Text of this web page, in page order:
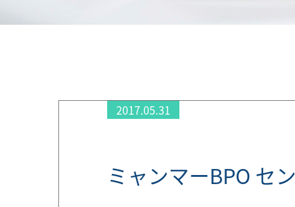
2017.05.31
ミャンマーBPO セ